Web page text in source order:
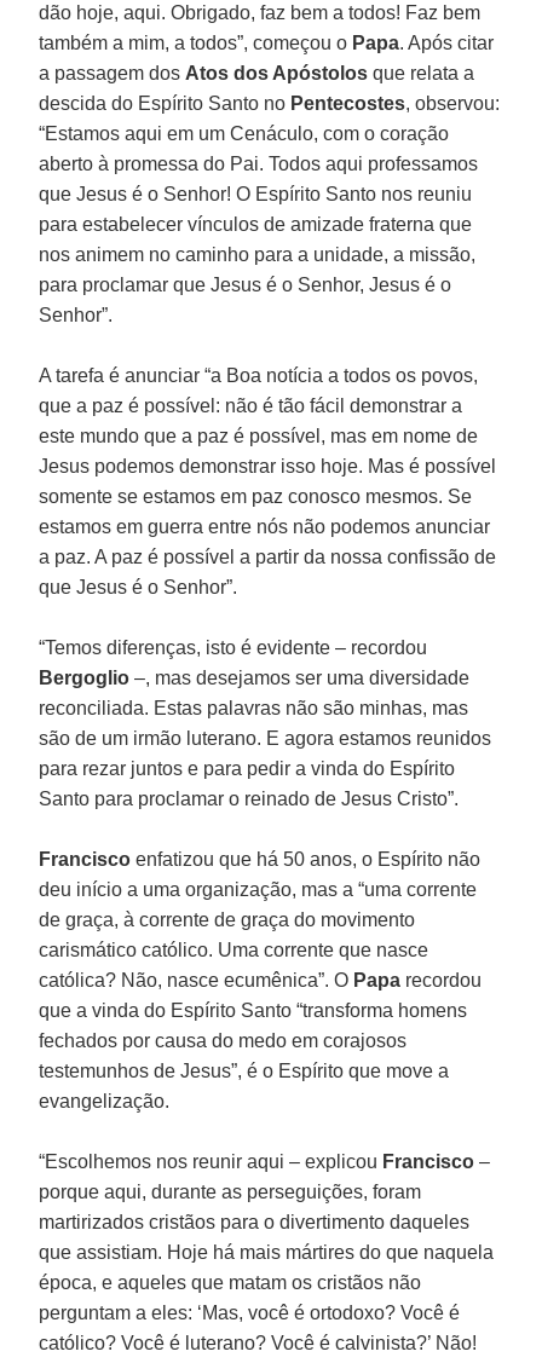
dão hoje, aqui. Obrigado, faz bem a todos! Faz bem
também a mim, a todos”, começou o Papa. Após citar
a passagem dos Atos dos Apóstolos que relata a
descida do Espírito Santo no Pentecostes, observou:
“Estamos aqui em um Cenáculo, com o coração
aberto à promessa do Pai. Todos aqui professamos
que Jesus é o Senhor! O Espírito Santo nos reuniu
para estabelecer vínculos de amizade fraterna que
nos animem no caminho para a unidade, a missão,
para proclamar que Jesus é o Senhor, Jesus é o
Senhor”.
A tarefa é anunciar “a Boa notícia a todos os povos,
que a paz é possível: não é tão fácil demonstrar a
este mundo que a paz é possível, mas em nome de
Jesus podemos demonstrar isso hoje. Mas é possível
somente se estamos em paz conosco mesmos. Se
estamos em guerra entre nós não podemos anunciar
a paz. A paz é possível a partir da nossa confissão de
que Jesus é o Senhor”.
“Temos diferenças, isto é evidente – recordou
Bergoglio –, mas desejamos ser uma diversidade
reconciliada. Estas palavras não são minhas, mas
são de um irmão luterano. E agora estamos reunidos
para rezar juntos e para pedir a vinda do Espírito
Santo para proclamar o reinado de Jesus Cristo”.
Francisco enfatizou que há 50 anos, o Espírito não
deu início a uma organização, mas a “uma corrente
de graça, à corrente de graça do movimento
carismático católico. Uma corrente que nasce
católica? Não, nasce ecumênica”. O Papa recordou
que a vinda do Espírito Santo “transforma homens
fechados por causa do medo em corajosos
testemunhos de Jesus”, é o Espírito que move a
evangelização.
“Escolhemos nos reunir aqui – explicou Francisco –
porque aqui, durante as perseguições, foram
martirizados cristãos para o divertimento daqueles
que assistiam. Hoje há mais mártires do que naquela
época, e aqueles que matam os cristãos não
perguntam a eles: ‘Mas, você é ortodoxo? Você é
católico? Você é luterano? Você é calvinista?’ Não!